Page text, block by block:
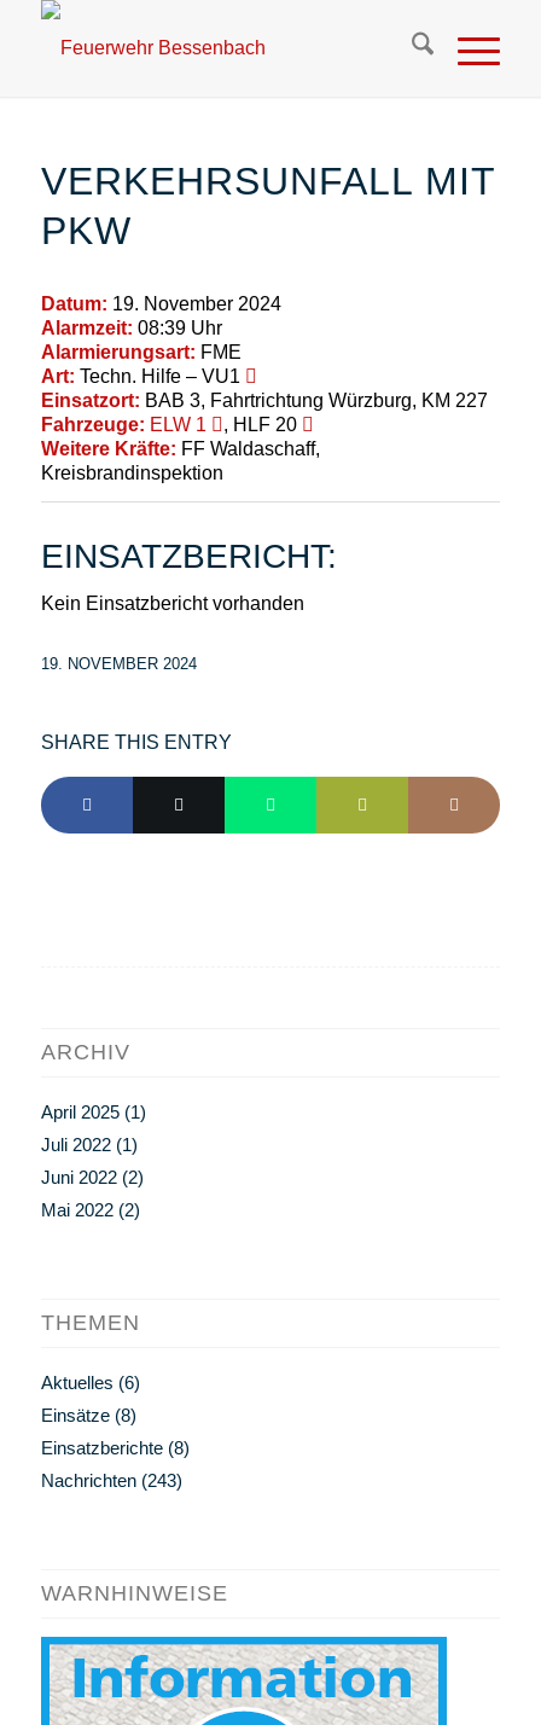
VERKEHRSUNFALL MIT
PKW
Datum: 19. November 2024
Alarmzeit: 08:39 Uhr
Alarmierungsart: FME
Art: Techn. Hilfe – VU1
Einsatzort: BAB 3, Fahrtrichtung Würzburg, KM 227
Fahrzeuge: ELW 1
, HLF 20
Weitere Kräfte: FF Waldaschaff,
Kreisbrandinspektion
EINSATZBERICHT:
Kein Einsatzbericht vorhanden
19. NOVEMBER 2024
SHARE THIS ENTRY
ARCHIV
April 2025(1)
Juli 2022(1)
Juni 2022(2)
Mai 2022(2)
THEMEN
Aktuelles (6)
Einsätze(8)
Einsatzberichte(8)
Nachrichten(243)
WARNHINWEISE